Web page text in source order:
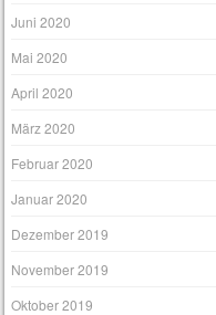
Juni 2020
Mai 2020
April 2020
März 2020
Februar 2020
Januar 2020
Dezember 2019
November 2019
Oktober 2019